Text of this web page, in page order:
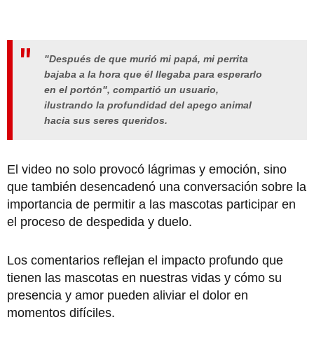
"Después de que murió mi papá, mi perrita
bajaba a la hora que él llegaba para esperarlo
en el portón", compartió un usuario,
ilustrando la profundidad del apego animal
hacia sus seres queridos.
El video no solo provocó lágrimas y emoción, sino
que también desencadenó una conversación sobre la
importancia de permitir a las mascotas participar en
el proceso de despedida y duelo.
Los comentarios reflejan el impacto profundo que
tienen las mascotas en nuestras vidas y cómo su
presencia y amor pueden aliviar el dolor en
momentos difíciles.